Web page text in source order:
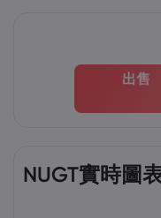
出售
NUGT實時圖